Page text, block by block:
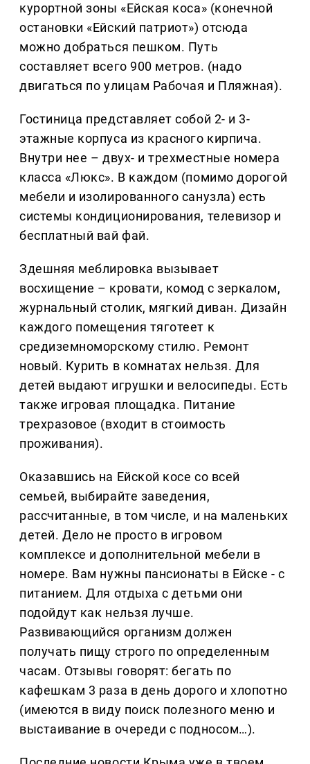
курортной зоны «Ейская коса» (конечной
остановки «Ейский патриот») отсюда
можно добраться пешком. Путь
составляет всего 900 метров. (надо
двигаться по улицам Рабочая и Пляжная).
Гостиница представляет собой 2- и 3-
этажные корпуса из красного кирпича.
Внутри нее – двух- и трехместные номера
класса «Люкс». В каждом (помимо дорогой
мебели и изолированного санузла) есть
системы кондиционирования, телевизор и
бесплатный вай фай.
Здешняя меблировка вызывает
восхищение – кровати, комод с зеркалом,
журнальный столик, мягкий диван. Дизайн
каждого помещения тяготеет к
средиземноморскому стилю. Ремонт
новый. Курить в комнатах нельзя. Для
детей выдают игрушки и велосипеды. Есть
также игровая площадка. Питание
трехразовое (входит в стоимость
проживания).
Оказавшись на Ейской косе со всей
семьей, выбирайте заведения,
рассчитанные, в том числе, и на маленьких
детей. Дело не просто в игровом
комплексе и дополнительной мебели в
номере. Вам нужны пансионаты в Ейске - с
питанием. Для отдыха с детьми они
подойдут как нельзя лучше.
Развивающийся организм должен
получать пищу строго по определенным
часам. Отзывы говорят: бегать по
кафешкам 3 раза в день дорого и хлопотно
(имеются в виду поиск полезного меню и
выстаивание в очереди с подносом…).